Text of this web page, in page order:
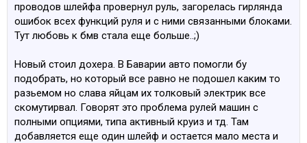
проводов шлейфа провернул руль, загорелась гирлянда
ошибок всех функций руля и с ними связанными блоками.
Тут любовь к бмв стала еще больше..;)
Новый стоил дохера. В Баварии авто помогли бу
подобрать, но который все равно не подошел каким то
разьемом но слава яйцам их толковый электрик все
скомутирвал. Говорят это проблема рулей машин с
полными опциями, типа активный круиз и тд. Там
добавляется еще один шлейф и остается мало места и